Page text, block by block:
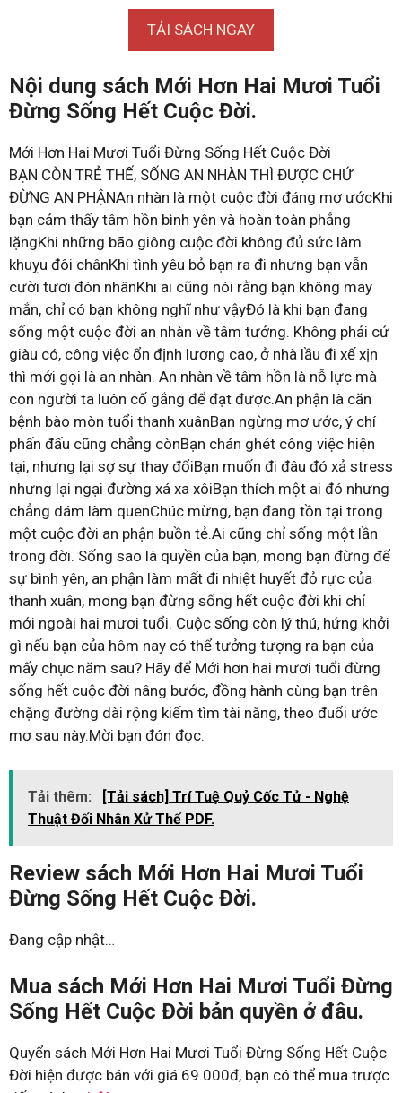
TẢI SÁCH NGAY
Nội dung sách Mới Hơn Hai Mươi Tuổi
Đừng Sống Hết Cuộc Đời.
Mới Hơn Hai Mươi Tuổi Đừng Sống Hết Cuộc Đời
BẠN CÒN TRẺ THẾ, SỐNG AN NHÀN THÌ ĐƯỢC CHỨ
ĐỪNG AN PHẬNAn nhàn là một cuộc đời đáng mơ ướcKhi
bạn cảm thấy tâm hồn bình yên và hoàn toàn phẳng
lặngKhi những bão giông cuộc đời không đủ sức làm
khuỵu đôi chânKhi tình yêu bỏ bạn ra đi nhưng bạn vẫn
cười tươi đón nhânKhi ai cũng nói rằng bạn không may
mắn, chỉ có bạn không nghĩ như vậyĐó là khi bạn đang
sống một cuộc đời an nhàn về tâm tưởng. Không phải cứ
giàu có, công việc ổn định lương cao, ở nhà lầu đi xế xịn
thì mới gọi là an nhàn. An nhàn về tâm hồn là nỗ lực mà
con người ta luôn cố gắng để đạt được.An phận là căn
bệnh bào mòn tuổi thanh xuânBạn ngừng mơ ước, ý chí
phấn đấu cũng chẳng cònBạn chán ghét công việc hiện
tại, nhưng lại sợ sự thay đổiBạn muốn đi đâu đó xả stress
nhưng lại ngại đường xá xa xôiBạn thích một ai đó nhưng
chẳng dám làm quenChúc mừng, bạn đang tồn tại trong
một cuộc đời an phận buồn tẻ.Ai cũng chỉ sống một lần
trong đời. Sống sao là quyền của bạn, mong bạn đừng để
sự bình yên, an phận làm mất đi nhiệt huyết đỏ rực của
thanh xuân, mong bạn đừng sống hết cuộc đời khi chỉ
mới ngoài hai mươi tuổi. Cuộc sống còn lý thú, hứng khởi
gì nếu bạn của hôm nay có thể tưởng tượng ra bạn của
mấy chục năm sau? Hãy để Mới hơn hai mươi tuổi đừng
sống hết cuộc đời nâng bước, đồng hành cùng bạn trên
chặng đường dài rộng kiếm tìm tài năng, theo đuổi ước
mơ sau này.Mời bạn đón đọc.
Tải thêm:
[Tải sách] Trí Tuệ Quỷ Cốc Tử - Nghệ
Thuật Đối Nhân Xử Thế PDF.
Review sách Mới Hơn Hai Mươi Tuổi
Đừng Sống Hết Cuộc Đời.
Đang cập nhật…
Mua sách Mới Hơn Hai Mươi Tuổi Đừng
Sống Hết Cuộc Đời bản quyền ở đâu.
Quyển sách Mới Hơn Hai Mươi Tuổi Đừng Sống Hết Cuộc
Đời hiện được bán với giá 69.000đ, bạn có thể mua trược